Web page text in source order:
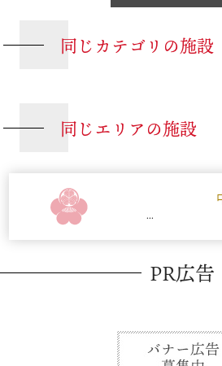
同じカテゴリの施設
同じエリアの施設
...
PR広告